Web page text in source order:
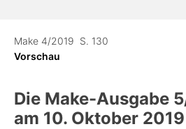
Make 4/2019 S. 130
Vorschau
Die Make-Ausgabe
am 10. Oktober 2019